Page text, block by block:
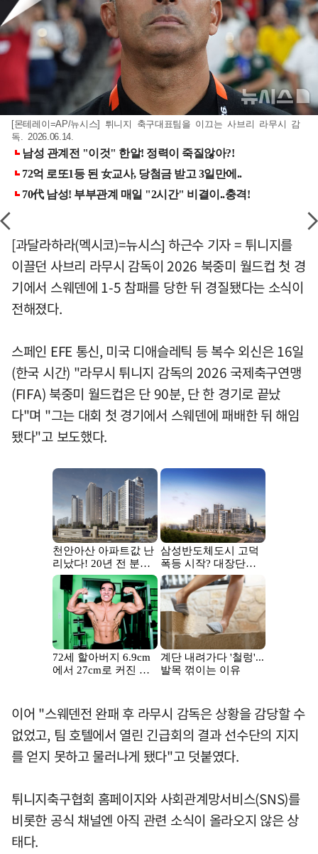
[몬테레이=AP/뉴시스] 튀니지 축구대표팀을 이끄는 사브리 라무시 감
독. 2026.06.14.
[과달라하라(멕시코)=뉴시스] 하근수 기자 = 튀니지를
이끌던 사브리 라무시 감독이 2026 북중미 월드컵 첫 경
기에서 스웨덴에 1-5 참패를 당한 뒤 경질됐다는 소식이
전해졌다.
스페인 EFE 통신, 미국 디애슬레틱 등 복수 외신은 16일
(한국 시간) "라무시 튀니지 감독의 2026 국제축구연맹
(FIFA) 북중미 월드컵은 단 90분, 단 한 경기로 끝났
다"며 "그는 대회 첫 경기에서 스웨덴에 패배한 뒤 해임
됐다"고 보도했다.
이어 "스웨덴전 완패 후 라무시 감독은 상황을 감당할 수
없었고, 팀 호텔에서 열린 긴급회의 결과 선수단의 지지
를 얻지 못하고 물러나게 됐다"고 덧붙였다.
튀니지축구협회 홈페이지와 사회관계망서비스(SNS)를
비롯한 공식 채널엔 아직 관련 소식이 올라오지 않은 상
태다.